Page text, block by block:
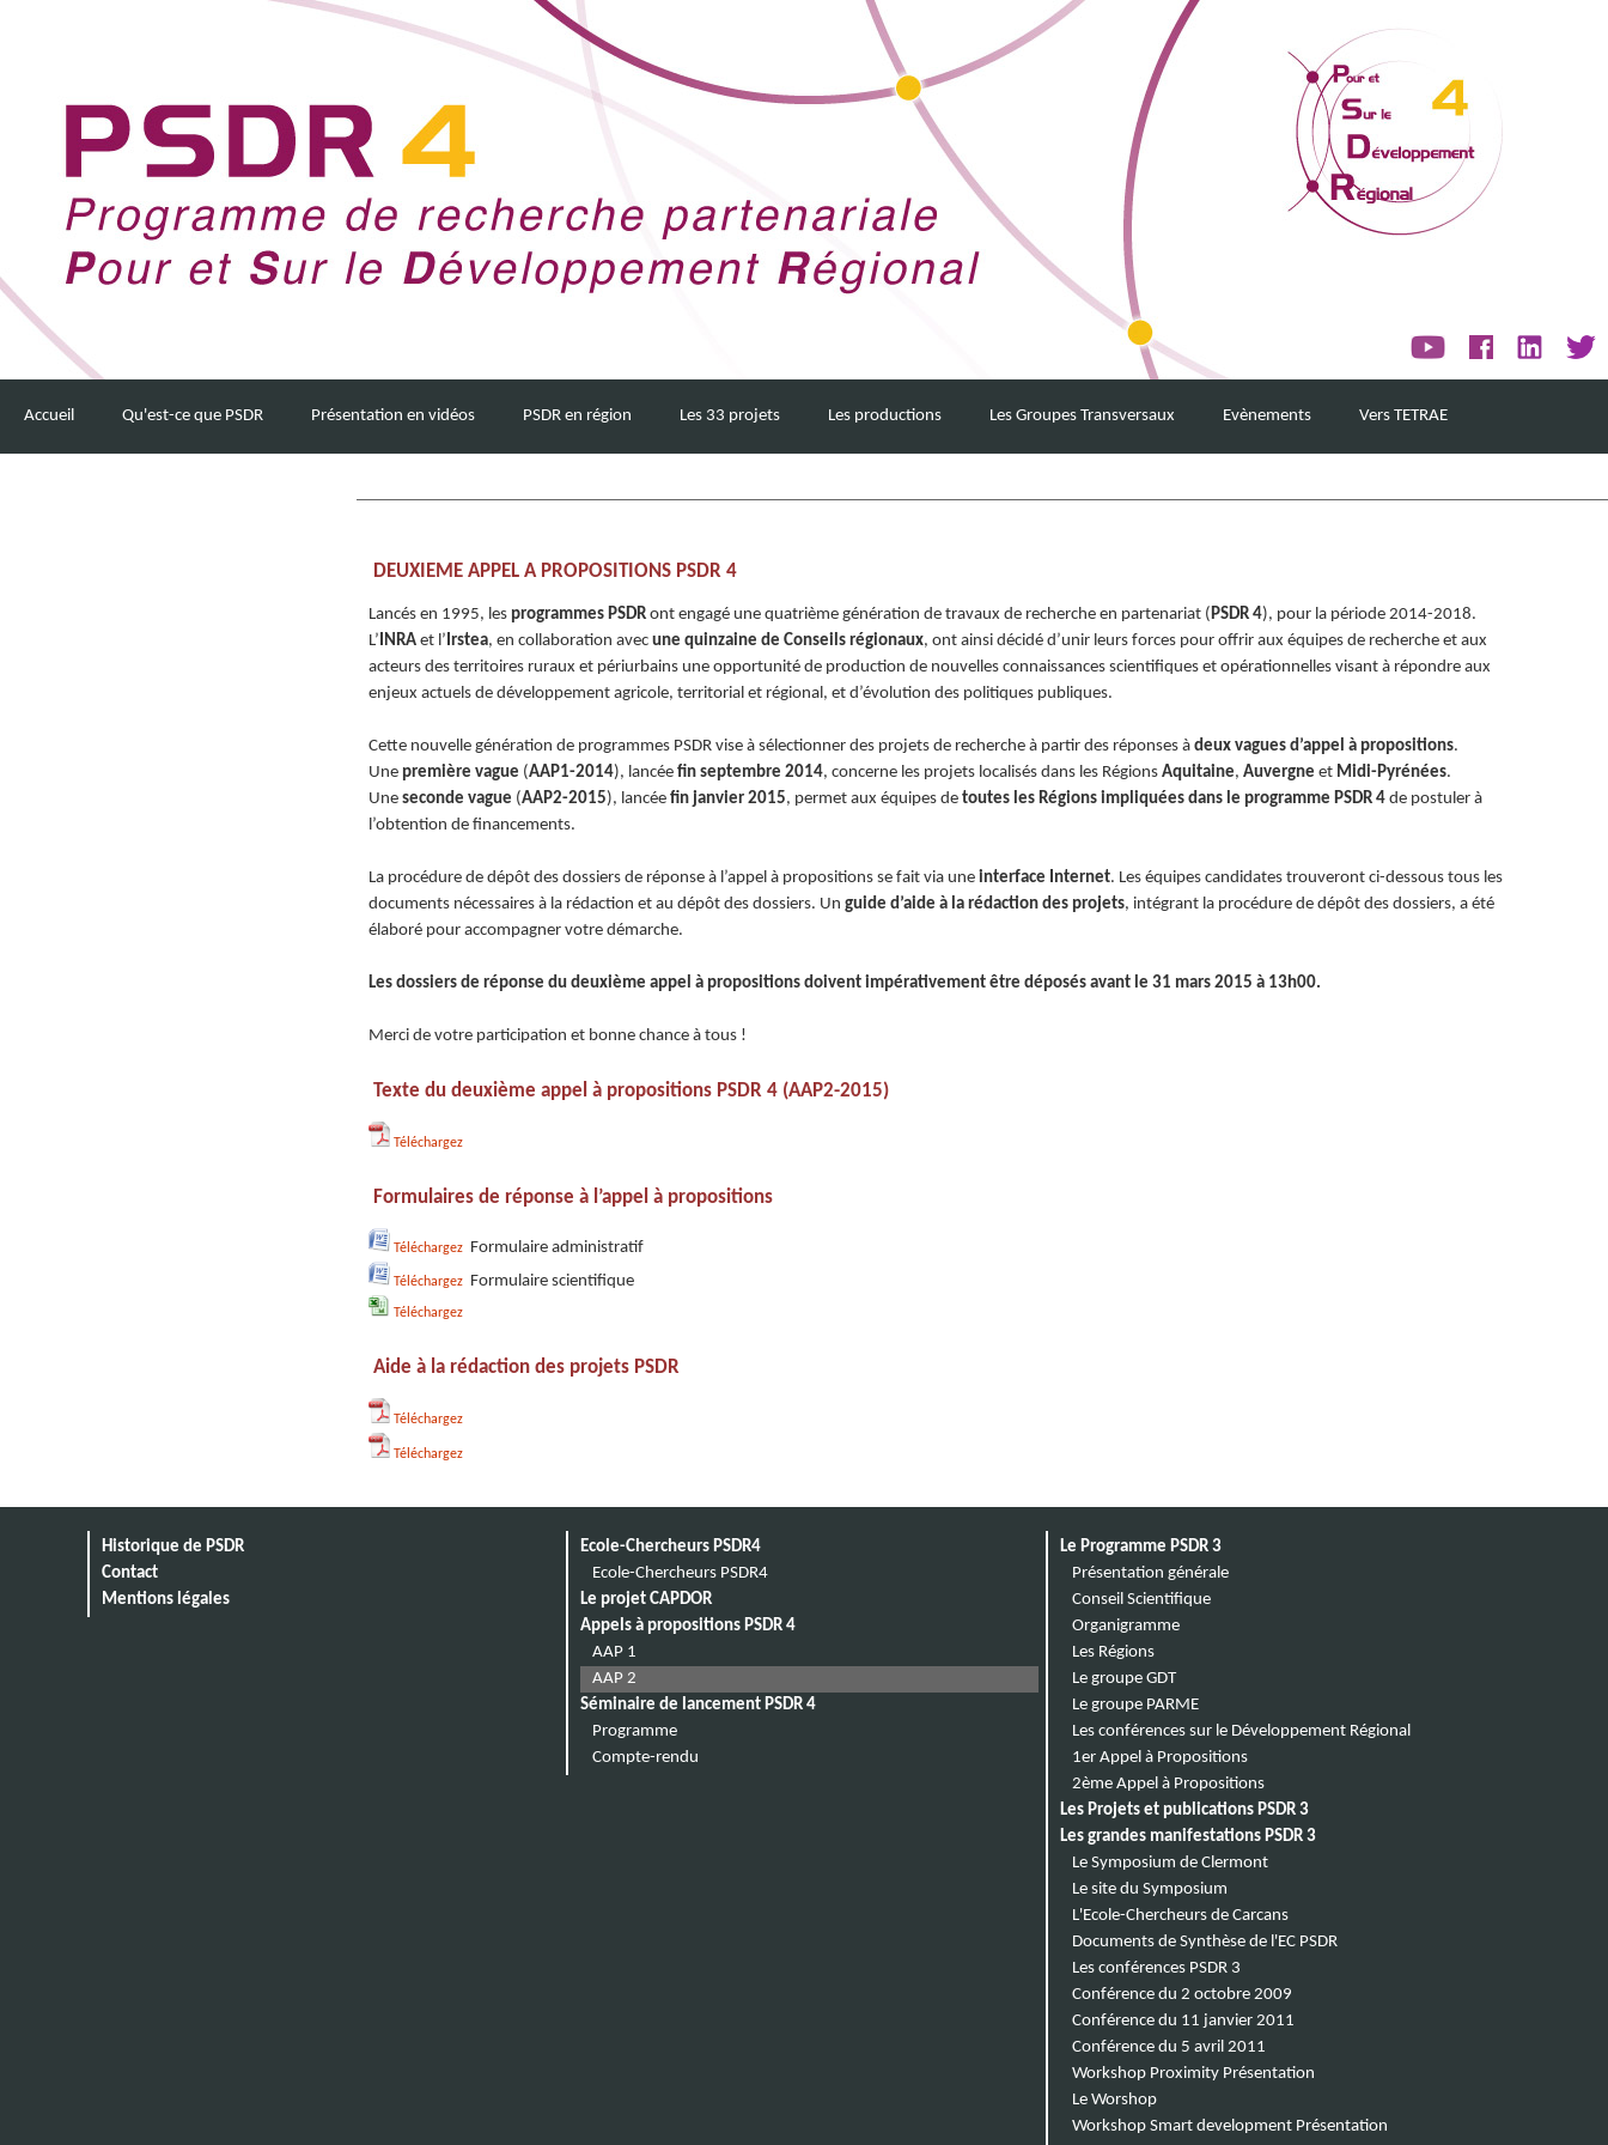
Accueil Qu'est-ce que PSDR Présentation en vidéos PSDR en région Les 33 projets Les productions Les Groupes Transversaux Evènements Vers TETRAE
DEUXIEME APPEL A PROPOSITIONS PSDR 4
Lancés en 1995, les programmes PSDR ont engagé une quatrième génération de travaux de recherche en partenariat (PSDR 4), pour la période 2014-2018.
L’INRA et l’Irstea, en collaboration avec une quinzaine de Conseils régionaux, ont ainsi décidé d’unir leurs forces pour offrir aux équipes de recherche et aux
acteurs des territoires ruraux et périurbains une opportunité de production de nouvelles connaissances scientifiques et opérationnelles visant à répondre aux
enjeux actuels de développement agricole, territorial et régional, et d’évolution des politiques publiques.
Cette nouvelle génération de programmes PSDR vise à sélectionner des projets de recherche à partir des réponses à deux vagues d’appel à propositions.
Une première vague (AAP1-2014), lancée fin septembre 2014, concerne les projets localisés dans les Régions Aquitaine, Auvergne et Midi-Pyrénées.
Une seconde vague (AAP2-2015), lancée fin janvier 2015, permet aux équipes de toutes les Régions impliquées dans le programme PSDR 4 de postuler à
l’obtention de financements.
La procédure de dépôt des dossiers de réponse à l’appel à propositions se fait via une interface Internet. Les équipes candidates trouveront ci-dessous tous les
documents nécessaires à la rédaction et au dépôt des dossiers. Un guide d’aide à la rédaction des projets, intégrant la procédure de dépôt des dossiers, a été
élaboré pour accompagner votre démarche.
Les dossiers de réponse du deuxième appel à propositions doivent impérativement être déposés avant le 31 mars 2015 à 13h00.
Merci de votre participation et bonne chance à tous !
Texte du deuxième appel à propositions PSDR 4 (AAP2-2015)
Téléchargez
Formulaires de réponse à l’appel à propositions
Téléchargez Formulaire administratif
Téléchargez Formulaire scientifique
Téléchargez
Aide à la rédaction des projets PSDR
Téléchargez
Téléchargez
Historique de PSDR
Contact
Mentions légales
Ecole-Chercheurs PSDR4
Ecole-Chercheurs PSDR4
Le projet CAPDOR
Appels à propositions PSDR 4
AAP 1
AAP 2
Séminaire de lancement PSDR 4
Programme
Compte-rendu
Le Programme PSDR 3
Présentation générale
Conseil Scientifique
Organigramme
Les Régions
Le groupe GDT
Le groupe PARME
Les conférences sur le Développement Régional
1er Appel à Propositions
2ème Appel à Propositions
Les Projets et publications PSDR 3
Les grandes manifestations PSDR 3
Le Symposium de Clermont
Le site du Symposium
L'Ecole-Chercheurs de Carcans
Documents de Synthèse de l'EC PSDR
Les conférences PSDR 3
Conférence du 2 octobre 2009
Conférence du 11 janvier 2011
Conférence du 5 avril 2011
Workshop Proximity Présentation
Le Worshop
Workshop Smart development Présentation